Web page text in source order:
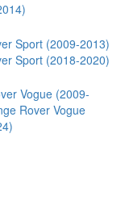
Sport (2009-2013)
Sport (2018-2020)
Vogue (2009-
Rover Vogue